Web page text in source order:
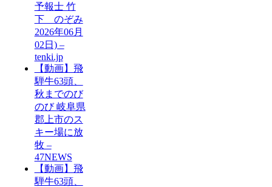
予報士 竹
下 のぞみ
2026年06月
02日) –
tenki.jp
【動画】飛
騨牛63頭、
秋までのび
のび 岐阜県
郡上市のス
キー場に放
牧 –
47NEWS
【動画】飛
騨牛63頭、